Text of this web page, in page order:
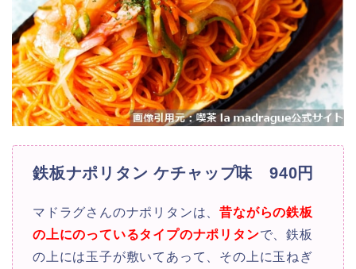
鉄板ナポリタン ケチャップ味 940円
マドラグさんのナポリタンは、昔ながらの鉄板
の上にのっているタイプのナポリタンで、鉄板
の上には玉子が敷いてあって、その上に玉ねぎ